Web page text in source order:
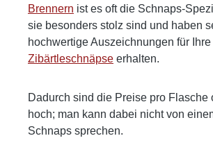
Brennern ist es oft die Schnaps-
sie besonders stolz sind und haben
hochwertige Auszeichnungen für Ihre
Zibärtleschnäpse erhalten.
Dadurch sind die Preise pro Flasche
hoch; man kann dabei nicht von
Schnaps sprechen.